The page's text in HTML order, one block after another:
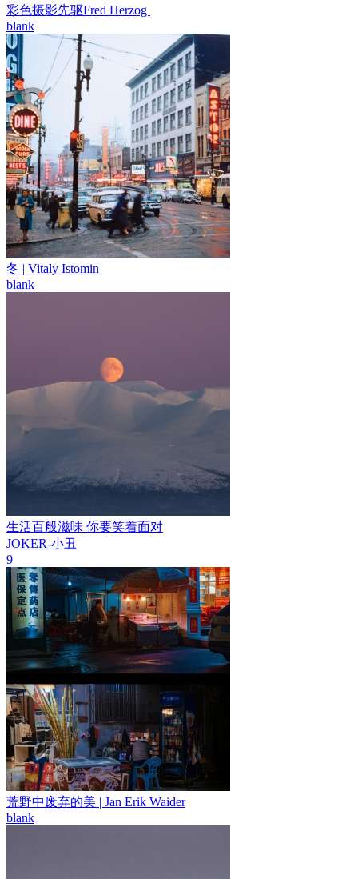
彩色摄影先驱Fred Herzog ​​​​
blank
冬 | Vitaly Istomin ​​​​
blank
生活百般滋味 你要笑着面对
JOKER-小丑
9
荒野中废弃的美 | Jan Erik Waider
blank